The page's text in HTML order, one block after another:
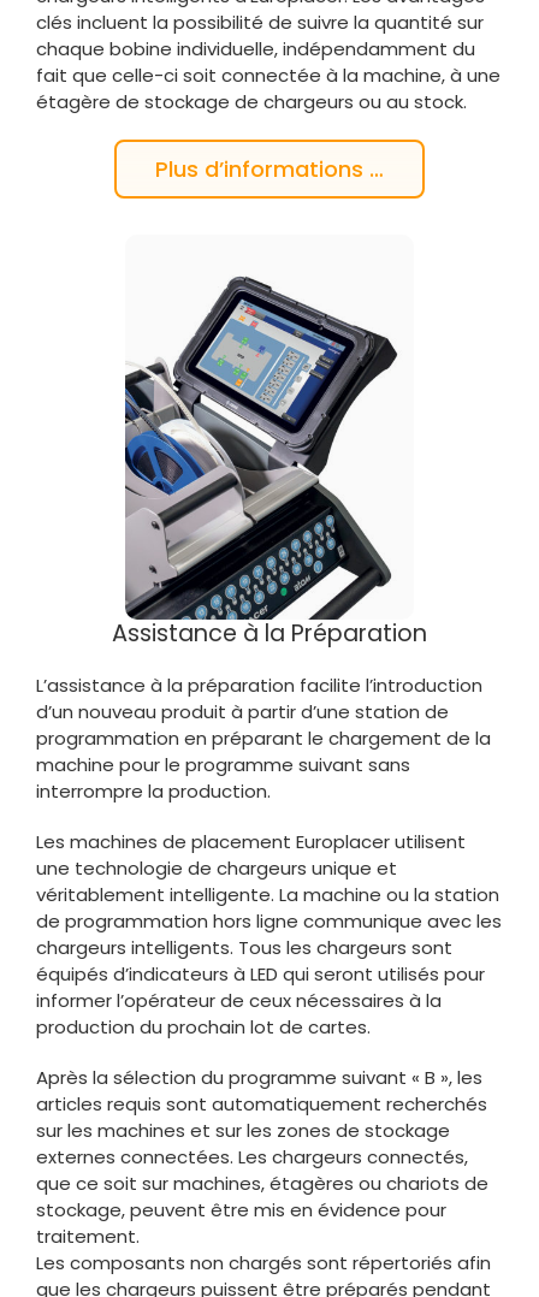
clés incluent la possibilité de suivre la quantité sur
chaque bobine individuelle, indépendamment du
fait que celle-ci soit connectée à la machine, à une
étagère de stockage de chargeurs ou au stock.
Plus d’informations …
Assistance à la Préparation
L’assistance à la préparation facilite l’introduction
d’un nouveau produit à partir d’une station de
programmation en préparant le chargement de la
machine pour le programme suivant sans
interrompre la production.
Les machines de placement Europlacer utilisent
une technologie de chargeurs unique et
véritablement intelligente. La machine ou la station
de programmation hors ligne communique avec les
chargeurs intelligents. Tous les chargeurs sont
équipés d’indicateurs à LED qui seront utilisés pour
informer l’opérateur de ceux nécessaires à la
production du prochain lot de cartes.
Après la sélection du programme suivant « B », les
articles requis sont automatiquement recherchés
sur les machines et sur les zones de stockage
externes connectées. Les chargeurs connectés,
que ce soit sur machines, étagères ou chariots de
stockage, peuvent être mis en évidence pour
traitement.
Les composants non chargés sont répertoriés afin
que les chargeurs puissent être préparés pendant